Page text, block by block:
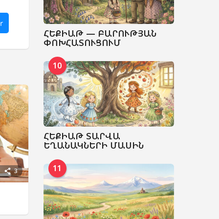
3
ՀԵՔԻԱԹ — ԲԱՐՈՒԹՅԱՆ
ՓՈԽՀԱՏՈՒՑՈՒՄ
10
ՀԵՔԻԱԹ ՏԱՐՎԱ
ԵՂԱՆԱԿՆԵՐԻ ՄԱՍԻՆ
11